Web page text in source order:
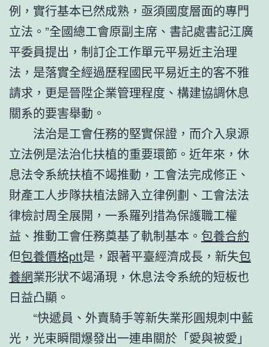
例，實行基本已然成熟，亟須國度層面的專門
立法。”全國總工會原副主席、書記處書記江廣
平委員提出，制訂企工作單元平易近主治理
法，是落實全經過歷程國民平易近主的客不雅
請求，更是晉陞企業管理程度、構建協調休息
關系的要害舉動。
法治是工會任務的堅實保證，而介入泉源
立法例是法治化扶植的重要環節。近年來，休
息法令系統扶植不竭推動，工會法完成修正、
財產工人步隊扶植法歸入立律例劃、工會法法
律檢討周全展開，一系羅列措為保護職工權
益、推動工會任務奠基了軌制基本。 包養合約
但包養價格ptt是，跟著平臺經濟成長，新失包
養網業形狀不竭涌現，休息法令系統的短板也
日益凸顯。
“快遞員、外賣騎手等新失業形圓規刺中藍
光，光束瞬間爆發出一連串關於「愛與被愛」